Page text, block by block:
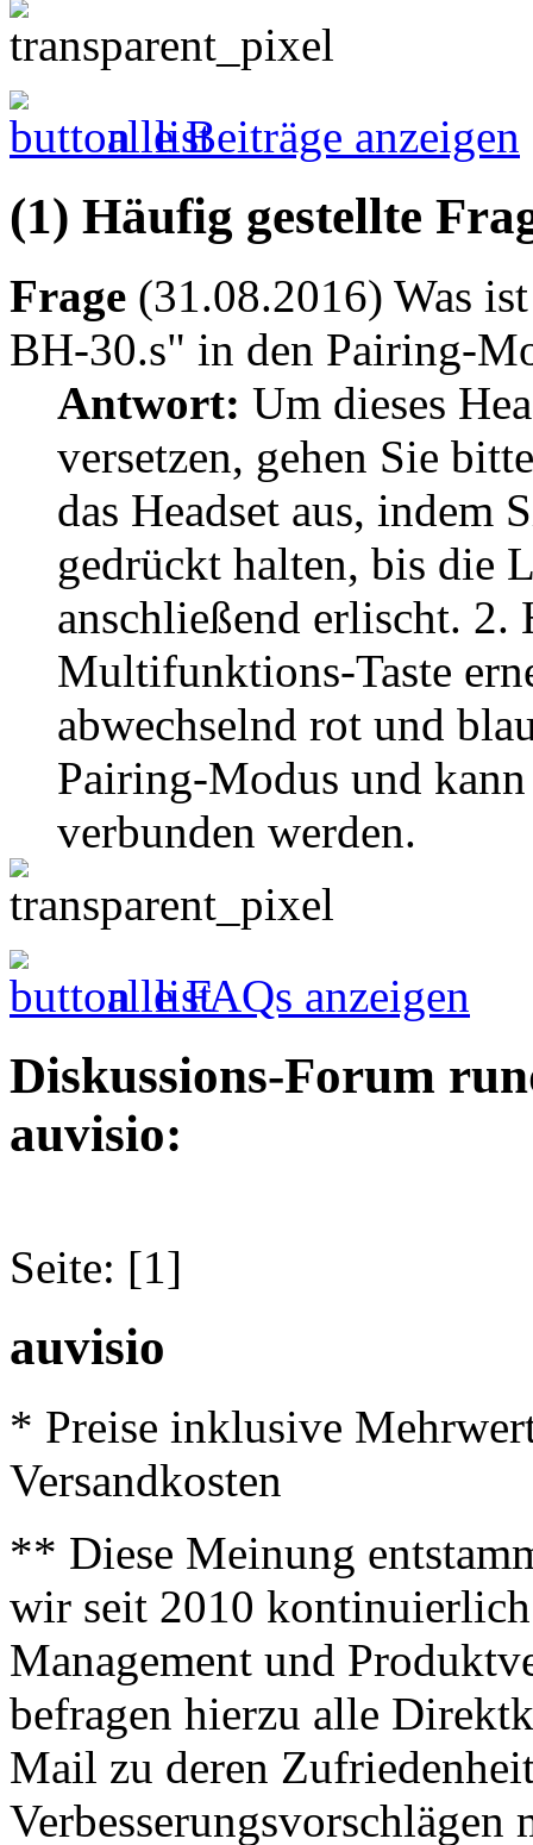
alle Beiträge anzeigen
(1) Häufig gestellte
Frage (31.08.2016) Was
BH-30.s" in den Pairing-
Antwort: Um dieses
versetzen, gehen Sie
das Headset aus, indem
gedrückt halten, bis die
anschließend erlischt. 2.
Multifunktions-Taste
abwechselnd rot und
Pairing-Modus und
verbunden werden.
alle FAQs anzeigen
Diskussions-Forum
auvisio:
Seite: [1]
auvisio
* Preise inklusive
Versandkosten
** Diese Meinung
wir seit 2010
Management und
befragen hierzu alle
Mail zu deren